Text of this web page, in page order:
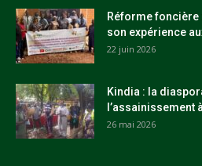
Réforme
son expérience
22 juin 2026
Kindia : la
l’assainissement
26 mai 2026